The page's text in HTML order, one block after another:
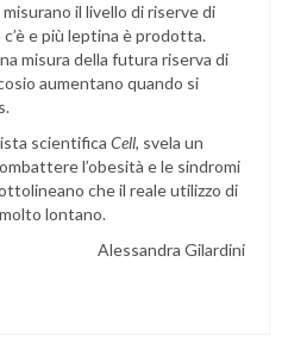
il livello di riserve di
e più leptina è prodotta.
misura della futura riserva di
aumentano quando si
scientifica Cell, svela un
l’obesità e le sindromi
che il reale utilizzo di
lontano.
Alessandra Gilardini